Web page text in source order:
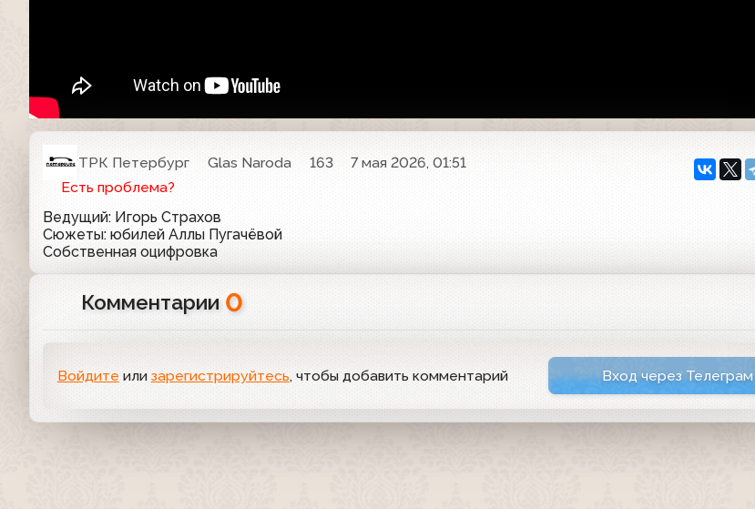
ТРК Петербург Glas Naroda 163
7 мая 2026, 01:51
Есть проблема?
Ведущий: Игорь Страхов
Сюжеты: юбилей Аллы Пугачёвой
Собственная оцифровка
Комментарии 0
Войдите или зарегистрируйтесь, чтобы добавить комментарий Вход через Телеграм